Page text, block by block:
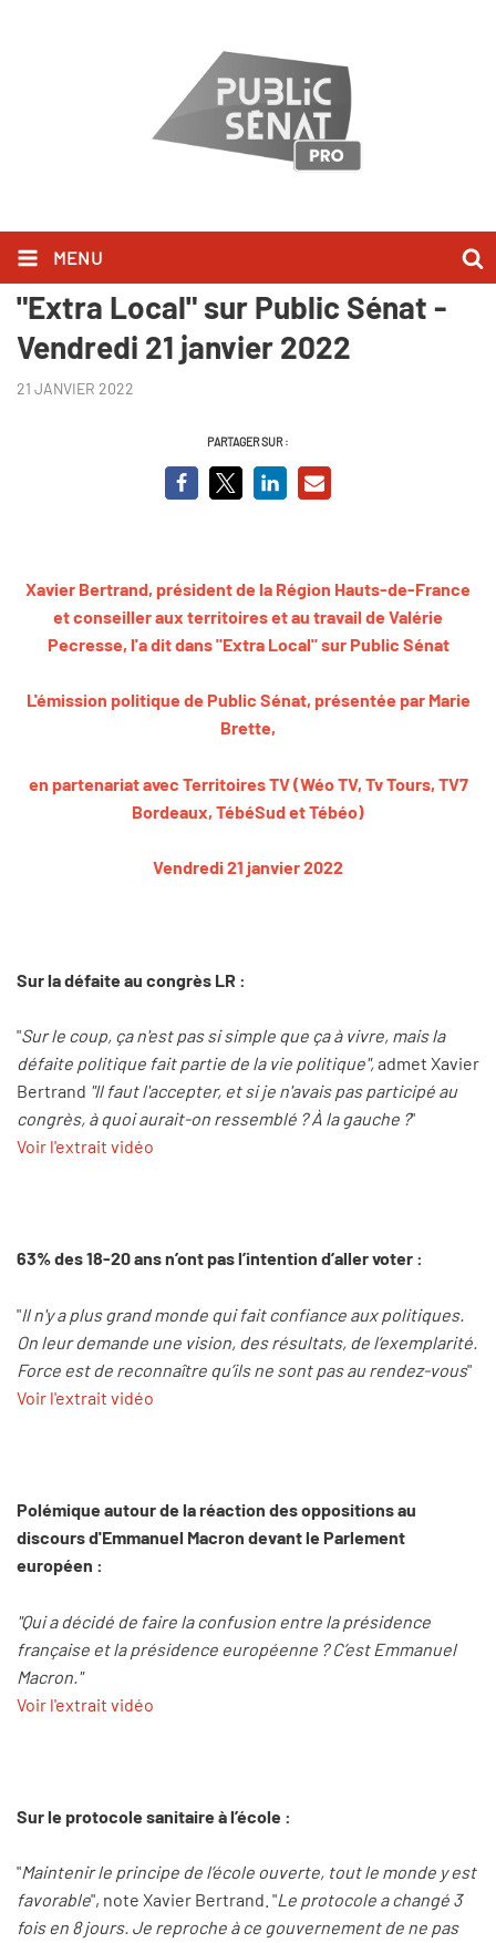
MENU
Xavier Bertrand l'a dit dans
"Extra Local" sur Public Sénat -
Vendredi 21 janvier 2022
21 JANVIER 2022
PARTAGER SUR :
Xavier Bertrand, président de la Région Hauts-de-France
et conseiller aux territoires et au travail de Valérie
Pecresse, l'a dit dans "Extra Local" sur Public Sénat
L'émission politique de Public Sénat, présentée par Marie
Brette,
en partenariat avec Territoires TV (Wéo TV, Tv Tours, TV7
Bordeaux, TébéSud et Tébéo)
Vendredi 21 janvier 2022
Sur la défaite au congrès LR :
"Sur le coup, ça n'est pas si simple que ça à vivre, mais la
défaite politique fait partie de la vie politique",admet Xavier
Bertrand "Il faut l'accepter, et si je n'avais pas participé au
congrès, à quoi aurait-on ressemblé ? À la gauche ?"
Voir l'extrait vidéo
63% des 18-20 ans n’ont pas l’intention d’aller voter :
"Il n'y a plus grand monde qui fait confiance aux politiques.
On leur demande une vision, des résultats, de l’exemplarité.
Force est de reconnaître qu’ils ne sont pas au rendez-vous"
Voir l'extrait vidéo
Polémique autour de la réaction des oppositions au
discours d'Emmanuel Macron devant le Parlement
européen :
"Qui a décidé de faire la confusion entre la présidence
française et la présidence européenne ? C’est Emmanuel
Macron."
Voir l'extrait vidéo
Sur le protocole sanitaire à l’école :
"Maintenir le principe de l’école ouverte, tout le monde y est
favorable", note Xavier Bertrand. "Le protocole a changé 3
fois en 8 jours. Je reproche à ce gouvernement de ne pas